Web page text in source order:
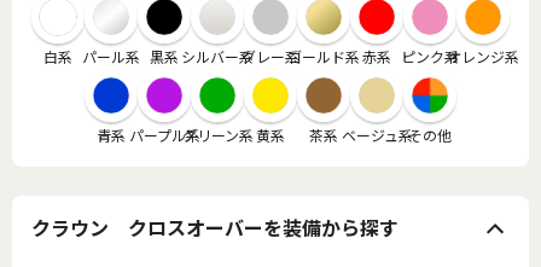
白系 パール系 黒系 シルバー系グレー系ゴールド系赤系 ピンク系オレンジ系
青系 パープル系グリーン系黄系 茶系 ベージュ系その他
クラウン クロスオーバーを装備から探す